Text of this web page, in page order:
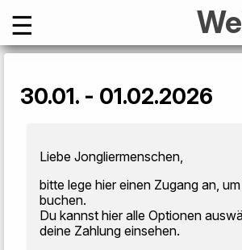
☰
30.01. - 01.02.2026
Liebe Jongliermenschen,
bitte lege hier einen Zugang an,
buchen.
Du kannst hier alle Optionen
deine Zahlung einsehen.